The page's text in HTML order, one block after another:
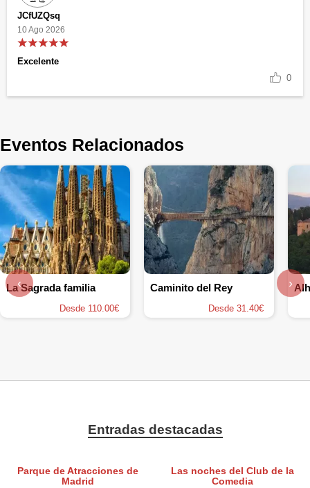
JCfUZQsq
10 Ago 2026
Excelente
0
Eventos Relacionados
La Sagrada familia
Desde 110.00€
Caminito del Rey
Desde 31.40€
‹ ›
Entradas destacadas
Parque de Atracciones de
Madrid
Las noches del Club de la
Comedia